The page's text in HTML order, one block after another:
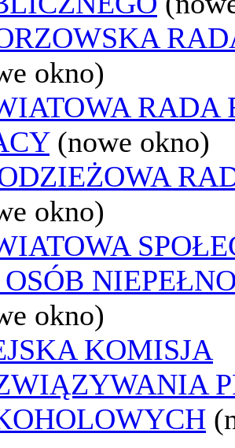
okno)
RADA
(nowe okno)
okno)
OSÓB
okno)
KOMISJA